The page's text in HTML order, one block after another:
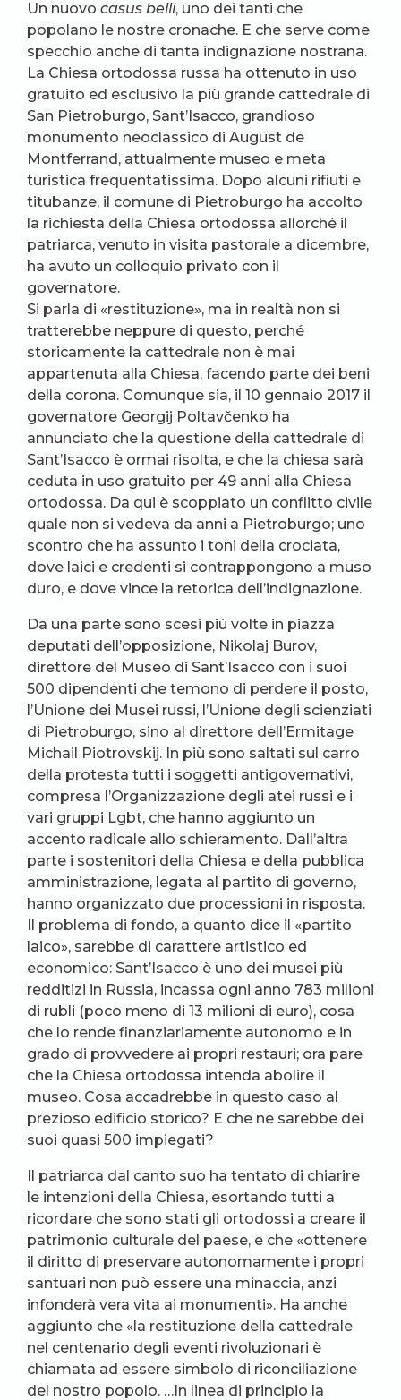
Un nuovo casus belli, uno dei tanti che
popolano le nostre cronache. E che serve come
specchio anche di tanta indignazione nostrana.
La Chiesa ortodossa russa ha ottenuto in uso
gratuito ed esclusivo la più grande cattedrale di
San Pietroburgo, Sant’Isacco, grandioso
monumento neoclassico di August de
Montferrand, attualmente museo e meta
turistica frequentatissima. Dopo alcuni rifiuti e
titubanze, il comune di Pietroburgo ha accolto
la richiesta della Chiesa ortodossa allorché il
patriarca, venuto in visita pastorale a dicembre,
ha avuto un colloquio privato con il
governatore.
Si parla di «restituzione», ma in realtà non si
tratterebbe neppure di questo, perché
storicamente la cattedrale non è mai
appartenuta alla Chiesa, facendo parte dei beni
della corona. Comunque sia, il 10 gennaio 2017 il
governatore Georgij Poltavčenko ha
annunciato che la questione della cattedrale di
Sant’Isacco è ormai risolta, e che la chiesa sarà
ceduta in uso gratuito per 49 anni alla Chiesa
ortodossa. Da qui è scoppiato un conflitto civile
quale non si vedeva da anni a Pietroburgo; uno
scontro che ha assunto i toni della crociata,
dove laici e credenti si contrappongono a muso
duro, e dove vince la retorica dell’indignazione.
Da una parte sono scesi più volte in piazza
deputati dell’opposizione, Nikolaj Burov,
direttore del Museo di Sant’Isacco con i suoi
500 dipendenti che temono di perdere il posto,
l’Unione dei Musei russi, l’Unione degli scienziati
di Pietroburgo, sino al direttore dell’Ermitage
Michail Piotrovskij. In più sono saltati sul carro
della protesta tutti i soggetti antigovernativi,
compresa l’Organizzazione degli atei russi e i
vari gruppi Lgbt, che hanno aggiunto un
accento radicale allo schieramento. Dall’altra
parte i sostenitori della Chiesa e della pubblica
amministrazione, legata al partito di governo,
hanno organizzato due processioni in risposta.
Il problema di fondo, a quanto dice il «partito
laico», sarebbe di carattere artistico ed
economico: Sant’Isacco è uno dei musei più
redditizi in Russia, incassa ogni anno 783 milioni
di rubli (poco meno di 13 milioni di euro), cosa
che lo rende finanziariamente autonomo e in
grado di provvedere ai propri restauri; ora pare
che la Chiesa ortodossa intenda abolire il
museo. Cosa accadrebbe in questo caso al
prezioso edificio storico? E che ne sarebbe dei
suoi quasi 500 impiegati?
Il patriarca dal canto suo ha tentato di chiarire
le intenzioni della Chiesa, esortando tutti a
ricordare che sono stati gli ortodossi a creare il
patrimonio culturale del paese, e che «ottenere
il diritto di preservare autonomamente i propri
santuari non può essere una minaccia, anzi
infonderà vera vita ai monumenti». Ha anche
aggiunto che «la restituzione della cattedrale
nel centenario degli eventi rivoluzionari è
chiamata ad essere simbolo di riconciliazione
del nostro popolo. …In linea di principio la